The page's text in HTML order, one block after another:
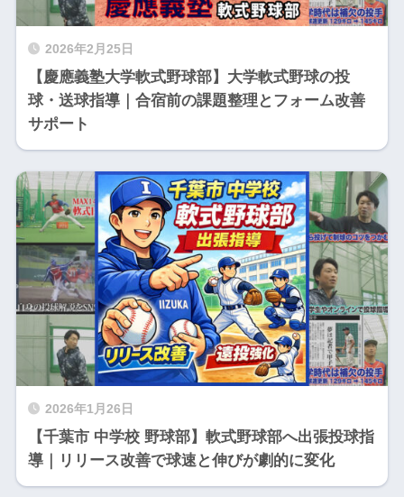
2026年2月25日
【慶應義塾大学軟式野球部】大学軟式野球の投
球・送球指導｜合宿前の課題整理とフォーム改善
サポート
2026年1月26日
【千葉市 中学校 野球部】軟式野球部へ出張投球指
導｜リリース改善で球速と伸びが劇的に変化